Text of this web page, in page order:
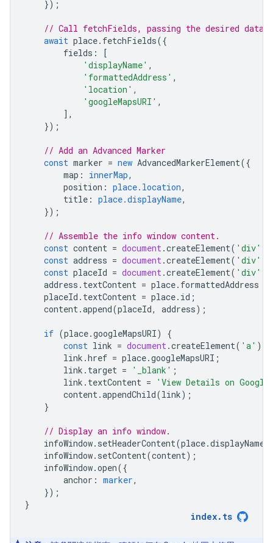
});
// Call fetchFields, passing the desired data
await place. fetchFields({
fields :
[
'displayName' ,
'formattedAddress' ,
'location' ,
'googleMapsURI' ,
],
});
// Add an Advanced Marker
const marker = new AdvancedMarkerElement({
map : innerMap,
position : place.location,
title : place.displayName,
});
// Assemble the info window content.
const content = document.createElement( 'div'
const address = document.createElement( 'div'
const placeId = document.createElement( 'div'
address . textContent = place. formattedAddress
placeId . textContent = place. id ;
content.append(placeId, address);
if (place.googleMapsURI)
{
const link = document.createElement( 'a' );
link .href = place.googleMapsURI ;
link . target = '_blank' ;
link . textContent =
'View Details on Google
content.appendChild(link);
}
// Display an info window.
infoWindow. setHeaderContent(place.displayName
infoWindow. setContent(content);
infoWindow.open({
anchor : marker,
});
}
index. ts